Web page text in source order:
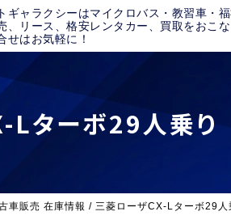
ギャラクシーはマイクロバス・教習車・
、リース、格安レンタカー、買取をおこ
せはお気軽に！
Lターボ29人乗り
車販売 在庫情報 / 三菱ローザCX-Lターボ29人